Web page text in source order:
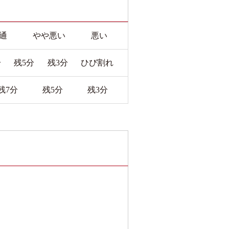
やや悪い 悪い
残5分 残3分 ひび割れ
7分 残5分 残3分